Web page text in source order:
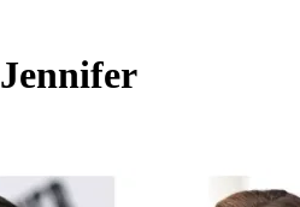
Jennifer